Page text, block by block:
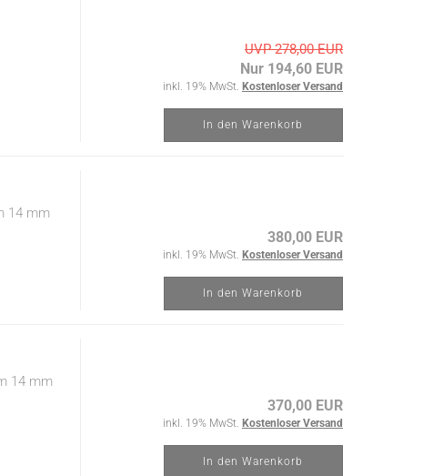
UVP 278,00 EUR
Nur 194,60 EUR
inkl. 19% MwSt. Kostenloser Versand
In den Warenkorb
14 mm
380,00 EUR
inkl. 19% MwSt. Kostenloser Versand
In den Warenkorb
14 mm
370,00 EUR
inkl. 19% MwSt. Kostenloser Versand
In den Warenkorb